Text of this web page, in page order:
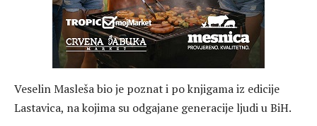
Veselin Masleša bio je poznat i po knjigama iz edicije
Lastavica, na kojima su odgajane generacije ljudi u BiH.